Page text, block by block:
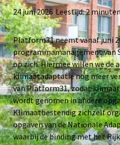
24 juni 2026|Leestijd:2
Platform31 neemt vanaf juni
programmamanagement van
op zich. Hiermee willen we de
klimaatadaptatie nog meer
van Platform31, zodat
wordt genomen in andere
Klimaatbestendig zichzelf
opgaven van de Nationale
waarbij de binding met het